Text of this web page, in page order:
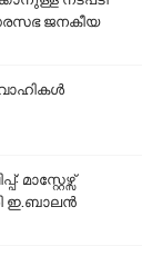
ജനകീയ
ഇ.ബാലൻ